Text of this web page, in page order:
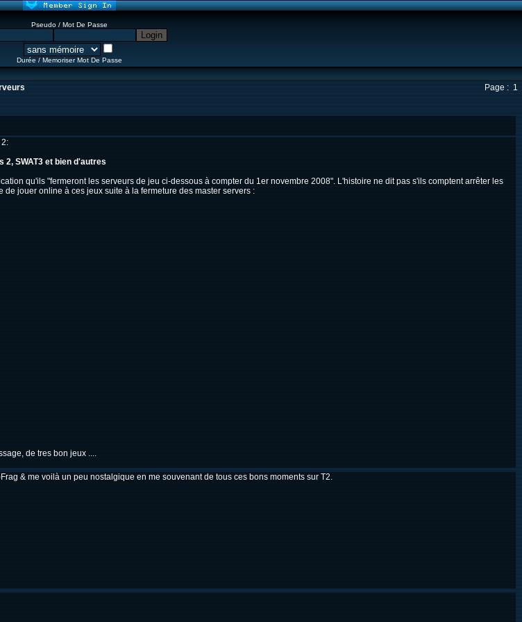
Pseudo / Mot De Passe
Durée / Memoriser Mot De Passe
Page : 1
2, SWAT3 et bien d'autres
qu'ils "fermeront les serveurs de jeu ci-dessous à compter du 1er novembre 2008". L'histoire ne dit pas s'ils comptent arrêter les
jouer online à ces jeux suite à la fermeture des master servers :
de tres bon jeux ....
& me voilà un peu nostalgique en me souvenant de tous ces bons moments sur T2.